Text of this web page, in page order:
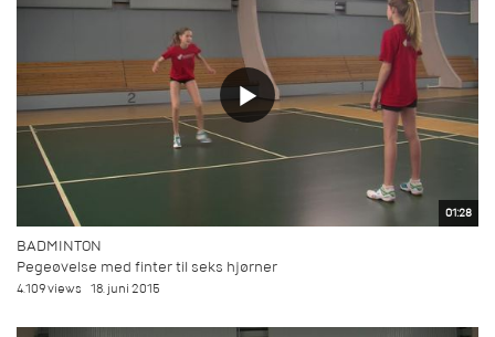
01:28
BADMINTON
Pegeøvelse med finter til seks hjørner
4.109 views 18. juni 2015